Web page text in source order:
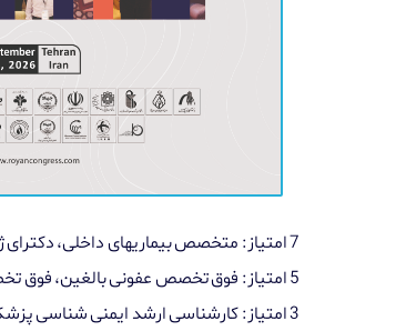
7امتیاز: متخصص بیماریهای داخلی،
5امتیاز: فوق تخصص عفونی بالغین،
3 امتیاز: کارشناسی ارشد ایمنی شناسی پزشکی، دکترا انفورماتیک پزشکی، کارشناسی ارشد و دکترا زیست شناسی تکوینی جانوری.